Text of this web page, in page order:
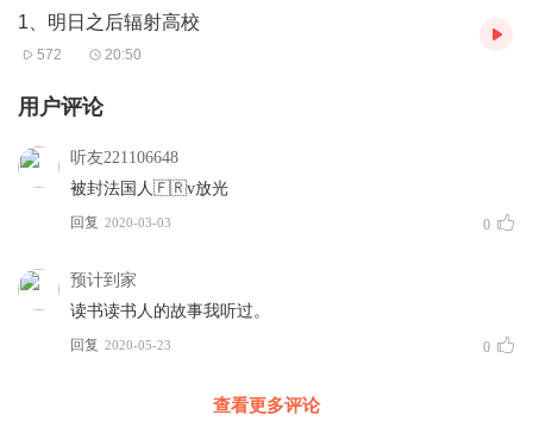
1、明日之后辐射高校
572 20:50
用户评论
听友221106648
被封法国人🇫🇷v放光
回复 2020-03-03 0
预计到家
读书读书人的故事我听过。
回复 2020-05-23 0
查看更多评论